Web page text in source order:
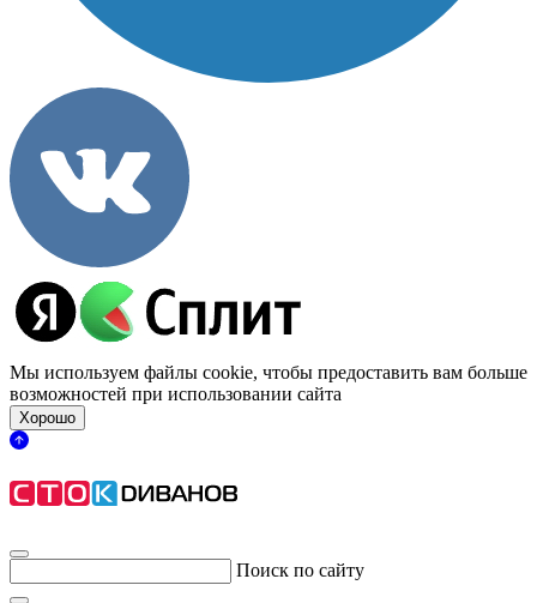
Мы используем файлы cookie, чтобы предоставить вам больше
возможностей при использовании сайта
Хорошо
Поиск по сайту